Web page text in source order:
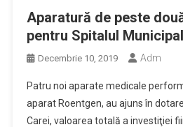
Aparatură de peste
pentru Spitalul
Decembrie 10, 2019 Adm
Patru noi aparate medicale
aparat Roentgen, au ajuns în
Carei, valoarea totală a investiţiei